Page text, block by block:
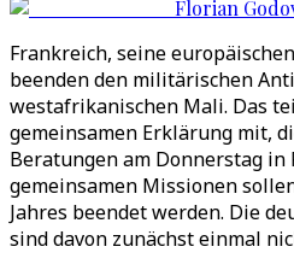
Florian
Frankreich, seine
beenden den militärischen
westafrikanischen Mali. Das
gemeinsamen Erklärung mit,
Beratungen am Donnerstag
gemeinsamen Missionen
Jahres beendet werden. Die
sind davon zunächst einmal